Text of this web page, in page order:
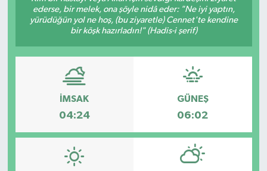
ederse, bir melek, ona şöyle nidâ eder: "Ne iyi yaptın,
yürüdüğün yol ne hoş, (bu ziyaretle) Cennet'te kendine
bir köşk hazırladın!" (Hadis-i şerif)
İMSAK
04:24
GÜNEŞ
06:02
Gayrimenkul
Eğitim